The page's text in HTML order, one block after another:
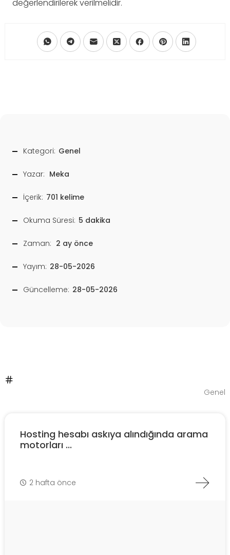
değerlendirilerek verilmelidir.
Kategori: Genel
Yazar: Meka
İçerik: 701 kelime
Okuma Süresi: 5 dakika
Zaman: 2 ay önce
Yayım: 28-05-2026
Güncelleme: 28-05-2026
Genel
Hosting hesabı askıya alındığında arama
motorları ...
2 hafta önce